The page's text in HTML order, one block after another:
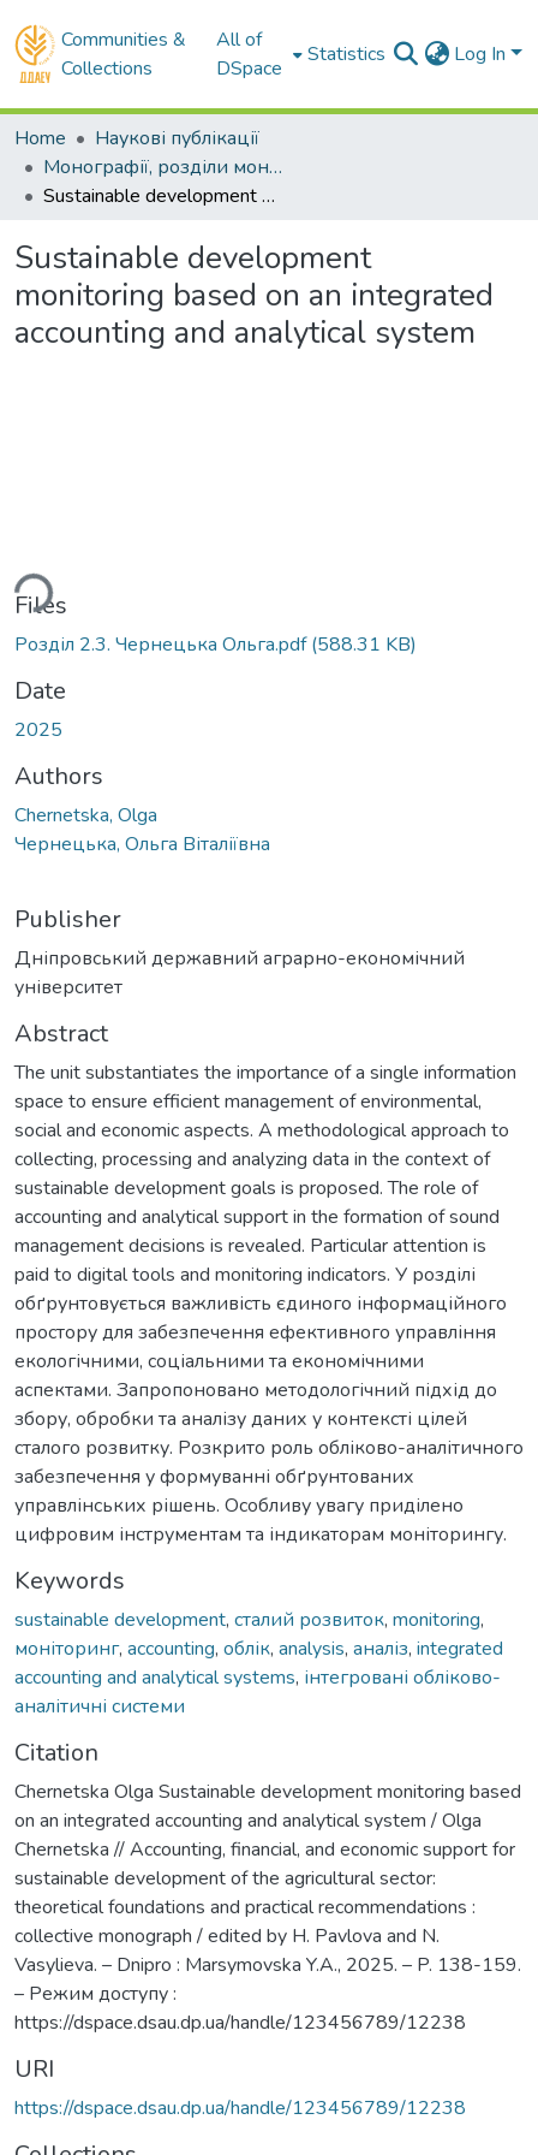
Communities &
Collections
All of
DSpace
Statistics Log In
Home
Наукові публікації
Монографії, розділи монографій
Sustainable development monitoring based on an integrated accounting and analytical system
Sustainable development
monitoring based on an integrated
accounting and analytical system
Files
Розділ 2.3. Чернецька Ольга.pdf(588.31 KB)
Date
2025
Authors
Chernetska, Olga
Чернецька, Ольга Віталіївна
Publisher
Дніпровський державний аграрно-економічний
університет
Abstract
The unit substantiates the importance of a single information
space to ensure efficient management of environmental,
social and economic aspects. A methodological approach to
collecting, processing and analyzing data in the context of
sustainable development goals is proposed. The role of
accounting and analytical support in the formation of sound
management decisions is revealed. Particular attention is
paid to digital tools and monitoring indicators. У розділі
обґрунтовується важливість єдиного інформаційного
простору для забезпечення ефективного управління
екологічними, соціальними та економічними
аспектами. Запропоновано методологічний підхід до
збору, обробки та аналізу даних у контексті цілей
сталого розвитку. Розкрито роль обліково-аналітичного
забезпечення у формуванні обґрунтованих
управлінських рішень. Особливу увагу приділено
цифровим інструментам та індикаторам моніторингу.
Keywords
sustainable development, сталий розвиток, monitoring,
моніторинг, accounting, облік, analysis, аналіз, integrated
accounting and analytical systems, інтегровані обліково-
аналітичні системи
Citation
Chernetska Olga Sustainable development monitoring based
on an integrated accounting and analytical system / Olga
Chernetska // Accounting, financial, and economic support for
sustainable development of the agricultural sector:
theoretical foundations and practical recommendations :
collective monograph / edited by H. Pavlova and N.
Vasylieva. – Dnipro : Marsymovska Y.A., 2025. – P. 138-159.
– Режим доступу :
https://dspace.dsau.dp.ua/handle/123456789/12238
URI
https://dspace.dsau.dp.ua/handle/123456789/12238